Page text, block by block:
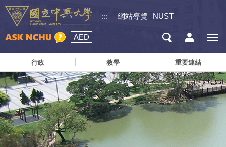
::: 網站導覽 NUST
AED
行政 教學 重要連結